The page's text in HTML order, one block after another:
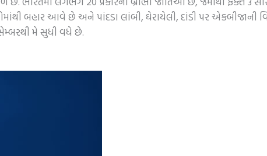
બહાર આવે છે અને પાંદડા લાંબી, ઘેરાયેલી, દાંડી પર એકબીજાની
મે સુધી વધે છે.